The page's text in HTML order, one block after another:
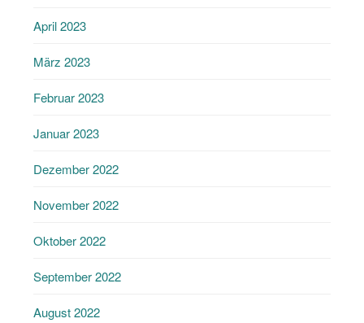
April 2023
März 2023
Februar 2023
Januar 2023
Dezember 2022
November 2022
Oktober 2022
September 2022
August 2022